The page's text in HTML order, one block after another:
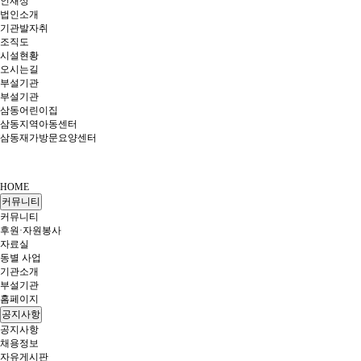
법인소개
기관발자취
조직도
시설현황
오시는길
부설기관
부설기관
삼동어린이집
삼동지역아동센터
삼동재가방문요양센터
HOME
커뮤니티
커뮤니티
후원·자원봉사
자료실
동별 사업
기관소개
부설기관
홈페이지
공지사항
공지사항
채용정보
자유게시판